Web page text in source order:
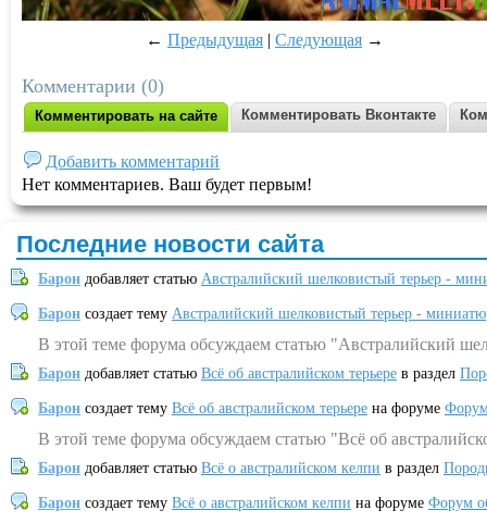
← Предыдущая | Следующая →
Комментарии (0)
Комментировать на сайте Комментировать Вконтакте
Добавить комментарий
Нет комментариев. Ваш будет первым!
Последние новости сайта
Барон добавляет статью Австралийский шелковистый терьер -
Барон создает тему Австралийский шелковистый терьер -
В этой теме форума обсуждаем статью "Австралийский
Барон добавляет статью Всё об австралийском терьере в раздел
Барон создает тему Всё об австралийском терьере на форуме
В этой теме форума обсуждаем статью "Всё об
Барон добавляет статью Всё о австралийском келпи в раздел
Барон создает тему Всё о австралийском келпи на форуме Форум